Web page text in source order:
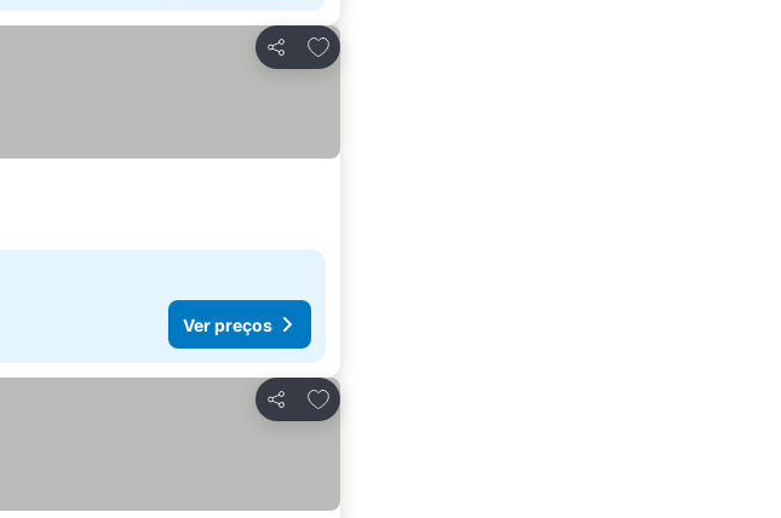
Partilhar
Adicionar aos favoritos
Ver preços
Partilhar
Adicionar aos favoritos